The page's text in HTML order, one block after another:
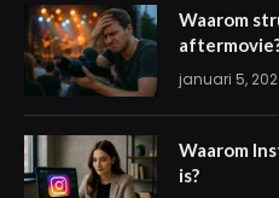
Waarom
januari 5,
Waarom
is?